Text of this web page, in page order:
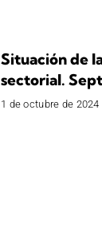
Situación de
sectorial.
1 de octubre de 2024